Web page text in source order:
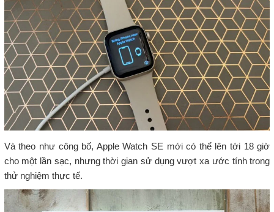
Và theo như công bố, Apple Watch SE mới có thể lên tới 18 giờ
cho một lần sạc, nhưng thời gian sử dụng vượt xa ước tính trong
thử nghiệm thực tế.